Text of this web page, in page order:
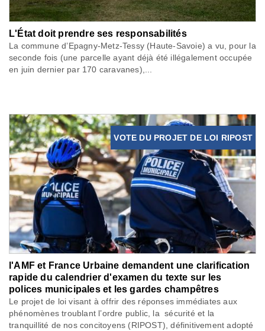
L'État doit prendre ses responsabilités
La commune d’Epagny-Metz-Tessy (Haute-Savoie) a vu, pour la
seconde fois (une parcelle ayant déjà été illégalement occupée
en juin dernier par 170 caravanes),...
VOTE DU PROJET DE LOI RIPOST
l'AMF et France Urbaine demandent une clarification
rapide du calendrier d'examen du texte sur les
polices municipales et les gardes champêtres
Le projet de loi visant à offrir des réponses immédiates aux
phénomènes troublant l’ordre public, la sécurité et la
tranquillité de nos concitoyens (RIPOST), définitivement adopté